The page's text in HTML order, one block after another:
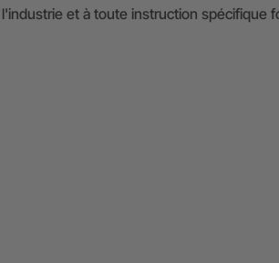
et à toute instruction spécifique